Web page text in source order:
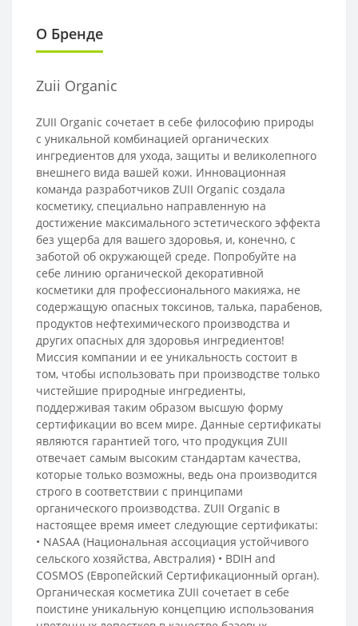
О Бренде
Zuii Organic
ZUII Organic сочетает в себе философию природы
с уникальной комбинацией органических
ингредиентов для ухода, защиты и великолепного
внешнего вида вашей кожи. Инновационная
команда разработчиков ZUII Organic создала
косметику, специально направленную на
достижение максимального эстетического эффекта
без ущерба для вашего здоровья, и, конечно, с
заботой об окружающей среде. Попробуйте на
себе линию органической декоративной
косметики для профессионального макияжа, не
содержащую опасных токсинов, талька, парабенов,
продуктов нефтехимического производства и
других опасных для здоровья ингредиентов!
Миссия компании и ее уникальность состоит в
том, чтобы использовать при производстве только
чистейшие природные ингредиенты,
поддерживая таким образом высшую форму
сертификации во всем мире. Данные сертификаты
являются гарантией того, что продукция ZUII
отвечает самым высоким стандартам качества,
которые только возможны, ведь она производится
строго в соответствии с принципами
органического производства. ZUII Organic в
настоящее время имеет следующие сертификаты:
• NASAA (Национальная ассоциация устойчивого
сельского хозяйства, Австралия) • BDIH and
COSMOS (Европейский Сертификационный орган).
Органическая косметика ZUII сочетает в себе
поистине уникальную концепцию использования